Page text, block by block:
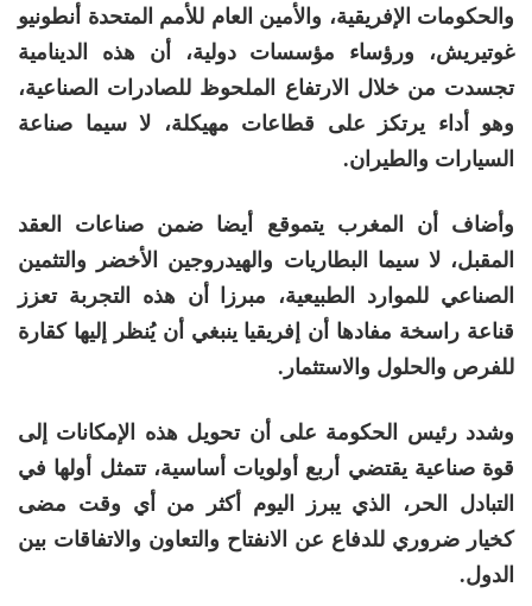
والحكومات الإفريقية، والأمين العام للأمم المتحدة أنطونيو
غوتيريش، ورؤساء مؤسسات دولية، أن هذه الدينامية
تجسدت من خلال الارتفاع الملحوظ للصادرات الصناعية،
وهو أداء يرتكز على قطاعات مهيكلة، لا سيما صناعة
السيارات والطيران.
وأضاف أن المغرب يتموقع أيضا ضمن صناعات العقد
المقبل، لا سيما البطاريات والهيدروجين الأخضر والتثمين
الصناعي للموارد الطبيعية، مبرزا أن هذه التجربة تعزز
قناعة راسخة مفادها أن إفريقيا ينبغي أن يُنظر إليها كقارة
للفرص والحلول والاستثمار.
وشدد رئيس الحكومة على أن تحويل هذه الإمكانات إلى
قوة صناعية يقتضي أربع أولويات أساسية، تتمثل أولها في
التبادل الحر، الذي يبرز اليوم أكثر من أي وقت مضى
كخيار ضروري للدفاع عن الانفتاح والتعاون والاتفاقات بين
الدول.